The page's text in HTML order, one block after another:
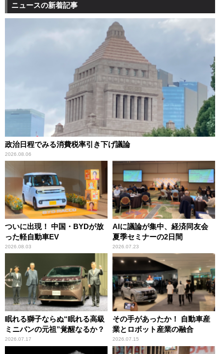
ニュースの新着記事
政治日程でみる消費税率引き下げ議論
2026.08.06
ついに出現！ 中国・BYDが放
った軽自動車EV
2026.08.03
AIに議論が集中、経済同友会
夏季セミナーの2日間
2026.07.23
眠れる獅子ならぬ“眠れる高級
ミニバンの元祖”覚醒なるか？
2026.07.17
その手があったか！ 自動車産
業とロボット産業の融合
2026.07.15